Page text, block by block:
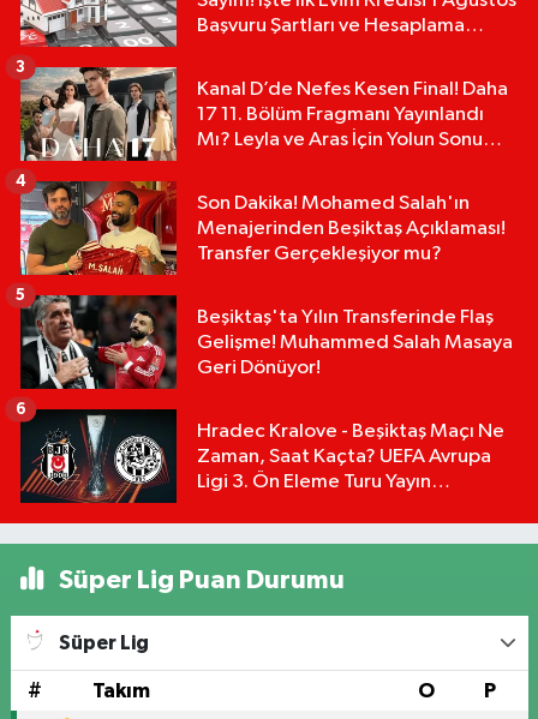
Başvuru Şartları ve Hesaplama
Kanal D’de Nefes Kesen Final! Daha
17 11. Bölüm Fragmanı Yayınlandı
Mı? Leyla ve Aras İçin Yolun Sonu
3
Son Dakika! Mohamed Salah'ın
Menajerinden Beşiktaş Açıklaması!
Transfer Gerçekleşiyor mu?
4
Beşiktaş'ta Yılın Transferinde Flaş
Gelişme! Muhammed Salah Masaya
Geri Dönüyor!
5
Hradec Kralove - Beşiktaş Maçı Ne
Zaman, Saat Kaçta? UEFA Avrupa
Ligi 3. Ön Eleme Turu Yayın
6
Süper Lig Puan Durumu
Süper Lig
# Takım O P